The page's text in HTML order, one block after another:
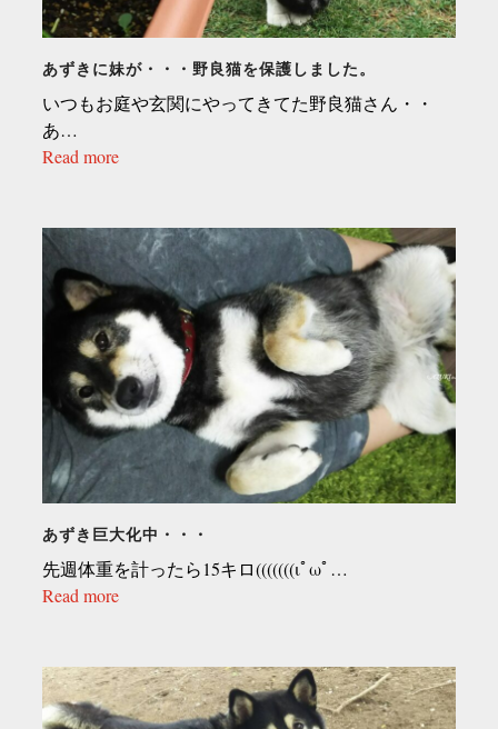
あずきに妹が・・・野良猫を保護しました。
いつもお庭や玄関にやってきてた野良猫さん・・
あ…
Read more
あずき巨大化中・・・
先週体重を計ったら15キロ(((((((ιﾟωﾟ…
Read more